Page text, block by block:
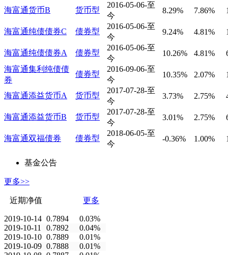
海富通货币B 货币型
2016-05-06-至
今
8.29% 7.86%
海富通纯债债券C 债券型
2016-05-06-至
今
9.24% 4.81%
海富通纯债债券A 债券型
2016-05-06-至
今
10.26% 4.81%
海富通集利纯债债
券
债券型
2016-09-06-至
今
10.35% 2.07%
海富通添益货币A 货币型
2017-07-28-至
今
3.73% 2.75%
海富通添益货币B 货币型
2017-07-28-至
今
3.01% 2.75%
海富通双福债券 债券型
2018-06-05-至
今
-0.36% 1.00%
基金公告
更多>>
近期净值 更多
2019-10-14 0.7894
0.03%
2019-10-11
0.7892
0.04%
2019-10-10 0.7889
0.01%
2019-10-09 0.7888
0.01%